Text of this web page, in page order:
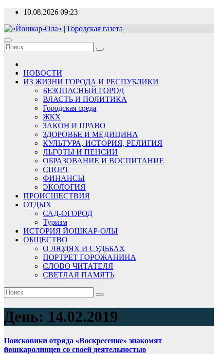
Перейти
содержимому
10.08.2026 09:23
«Йошкар-Ола» | Городская газета
Новости, события, люди
НОВОСТИ
ИЗ ЖИЗНИ ГОРОДА И РЕСПУБЛИКИ
БЕЗОПАСНЫЙ ГОРОД
ВЛАСТЬ И ПОЛИТИКА
Городская среда
ЖКХ
ЗАКОН И ПРАВО
ЗДОРОВЬЕ И МЕДИЦИНА
КУЛЬТУРА, ИСТОРИЯ, РЕЛИГИЯ
ЛЬГОТЫ И ПЕНСИИ
ОБРАЗОВАНИЕ И ВОСПИТАНИЕ
СПОРТ
ФИНАНСЫ
ЭКОЛОГИЯ
ПРОИСШЕСТВИЯ
ОТДЫХ
САД-ОГОРОД
Туризм
ИСТОРИЯ ЙОШКАР-ОЛЫ
ОБЩЕСТВО
О ЛЮДЯХ И СУДЬБАХ
ПОРТРЕТ ГОРОЖАНИНА
СЛОВО ЧИТАТЕЛЯ
СВЕТЛАЯ ПАМЯТЬ
День: 14.02.2019
Поисковики отряда «Воскресение» знакомят
йошкаролинцев со своей деятельностью